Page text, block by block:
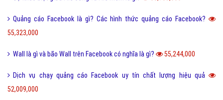
Quảng cáo Facebook là gì? Các hình thức quảng cáo Facebook?
55,323,000
Wall là gì và bão Wall trên Facebook có nghĩa là gì? 55,244,000
Dịch vụ chạy quảng cáo Facebook uy tín chất lượng hiệu quả
52,009,000